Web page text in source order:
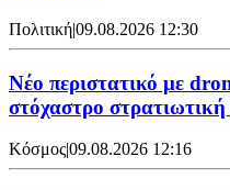
Πολιτική|09.08.2026 12:30
Νέο περιστατικό με
στόχαστρο
Κόσμος09.08.2026 12:16